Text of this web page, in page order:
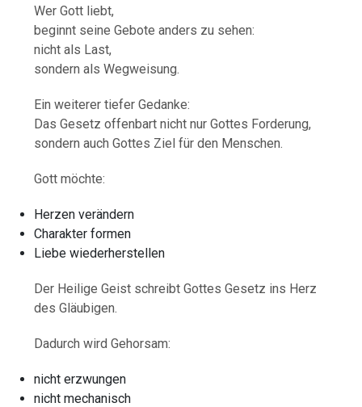
Wer Gott liebt,
beginnt seine Gebote anders zu sehen:
nicht als Last,
sondern als Wegweisung.
Ein weiterer tiefer Gedanke:
Das Gesetz offenbart nicht nur Gottes Forderung,
sondern auch Gottes Ziel für den Menschen.
Gott möchte:
Herzen verändern
Charakter formen
Liebe wiederherstellen
Der Heilige Geist schreibt Gottes Gesetz ins Herz
des Gläubigen.
Dadurch wird Gehorsam:
nicht erzwungen
nicht mechanisch